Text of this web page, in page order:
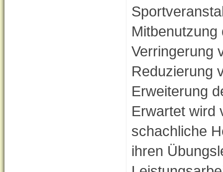
Mitbenutzung
Verringerung
Reduzierung
Erweiterung
Erwartet wird
schachliche
ihren